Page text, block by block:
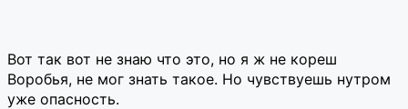
Вот так вот не знаю что это, но я ж не кореш
Воробья, не мог знать такое. Но чувствуешь нутром
уже опасность.